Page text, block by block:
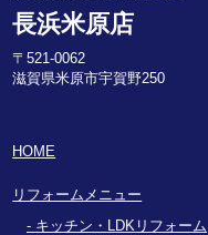
長浜米原店
〒521-0062
滋賀県米原市宇賀野250
HOME
リフォームメニュー
キッチン・LDKリフォーム